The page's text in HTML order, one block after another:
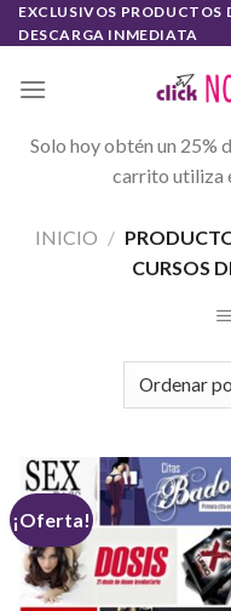
Skip
to
EXCLUSIVOS PRODUCTOS
DESCARGA INMEDIATA
Solo hoy obtén un 25%
carrito utiliza
INICIO /
CURSOS
¡Oferta!